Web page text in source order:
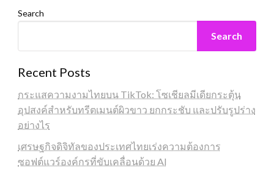
Search
Search
Recent Posts
กระแสความงามไทยบน TikTok: โซเชียลมีเดียกระตุ้น
อุปสงค์สำหรับทรีตเมนต์ผิวขาว ยกกระชับ และปรับรูปร่าง
อย่างไร
เศรษฐกิจดิจิทัลของประเทศไทยเร่งความต้องการ
ซอฟต์แวร์องค์กรที่ขับเคลื่อนด้วย AI